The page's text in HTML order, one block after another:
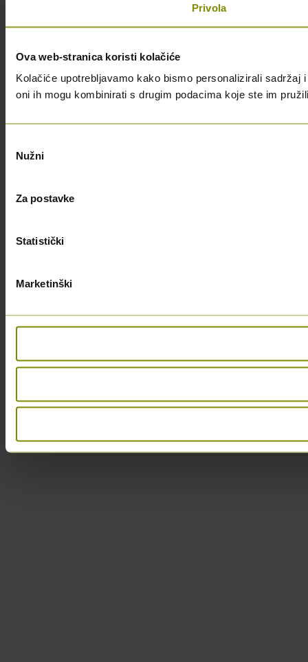
Privola
Ova web-stranica koristi kolačiće
Kolačiće upotrebljavamo kako bismo personalizirali
oni ih mogu kombinirati s drugim podacima koje ste im
pristanka
Nužni
Za postavke
Statistički
Marketinški